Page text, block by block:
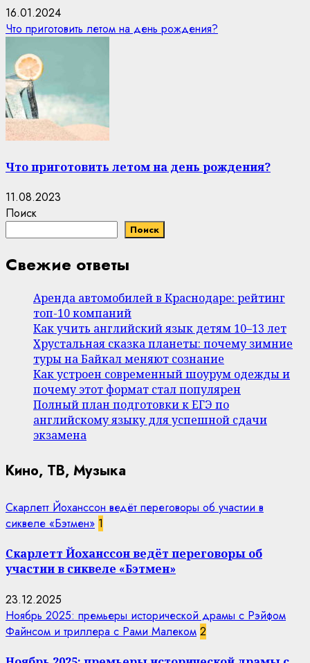
16.01.2024
Что приготовить летом на день рождения?
Что приготовить летом на день рождения?
11.08.2023
Поиск
Поиск
Свежие ответы
Аренда автомобилей в Краснодаре: рейтинг
топ-10 компаний
Как учить английский язык детям 10–13 лет
Хрустальная сказка планеты: почему зимние
туры на Байкал меняют сознание
Как устроен современный шоурум одежды и
почему этот формат стал популярен
Полный план подготовки к ЕГЭ по
английскому языку для успешной сдачи
экзамена
Кино, ТВ, Музыка
Скарлетт Йоханссон ведёт переговоры об участии в
сиквеле «Бэтмен» 1
Скарлетт Йоханссон ведёт переговоры об
участии в сиквеле «Бэтмен»
23.12.2025
Ноябрь 2025: премьеры исторической драмы с Рэйфом
Файнсом и триллера с Рами Малеком 2